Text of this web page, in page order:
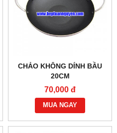
CHẢO KHÔNG DÍNH BẦU
20CM
70,000 đ
MUA NGAY